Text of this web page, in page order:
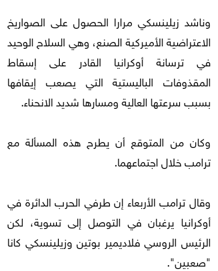
وناشد زيلينسكي مرارا الحصول على الصواريخ
الاعتراضية الأميركية الصنع، وهي السلاح الوحيد
في ترسانة أوكرانيا القادر على إسقاط
المقذوفات الباليستية التي يصعب إيقافها
بسبب سرعتها العالية ومسارها شديد الانحناء.
وكان من المتوقع أن يطرح هذه المسألة مع
ترامب خلال اجتماعهما.
وقال ترامب الأربعاء إن طرفي الحرب الدائرة في
أوكرانيا يرغبان في التوصل إلى تسوية، لكن
الرئيس الروسي فلاديمير بوتين وزيلينسكي كانا
"صعبين".